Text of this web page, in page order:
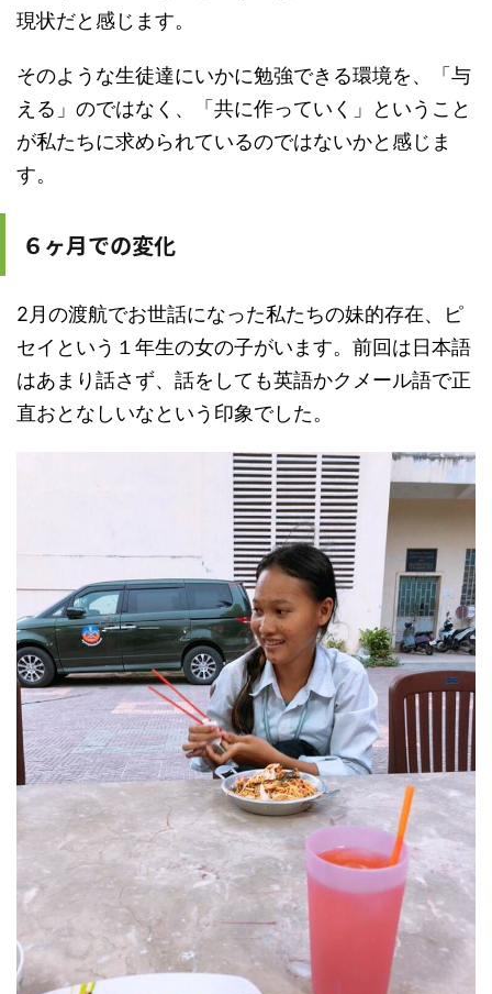
現状だと感じます。
そのような生徒達にいかに勉強できる環境を、「与
える」のではなく、「共に作っていく」ということ
が私たちに求められているのではないかと感じま
す。
６ヶ月での変化
2月の渡航でお世話になった私たちの妹的存在、ピ
セイという１年生の女の子がいます。前回は日本語
はあまり話さず、話をしても英語かクメール語で正
直おとなしいなという印象でした。